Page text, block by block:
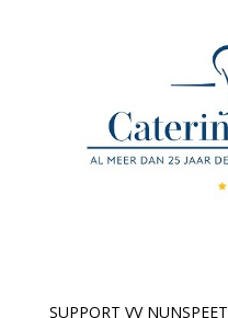
SUPPORT VV NUNSPEET